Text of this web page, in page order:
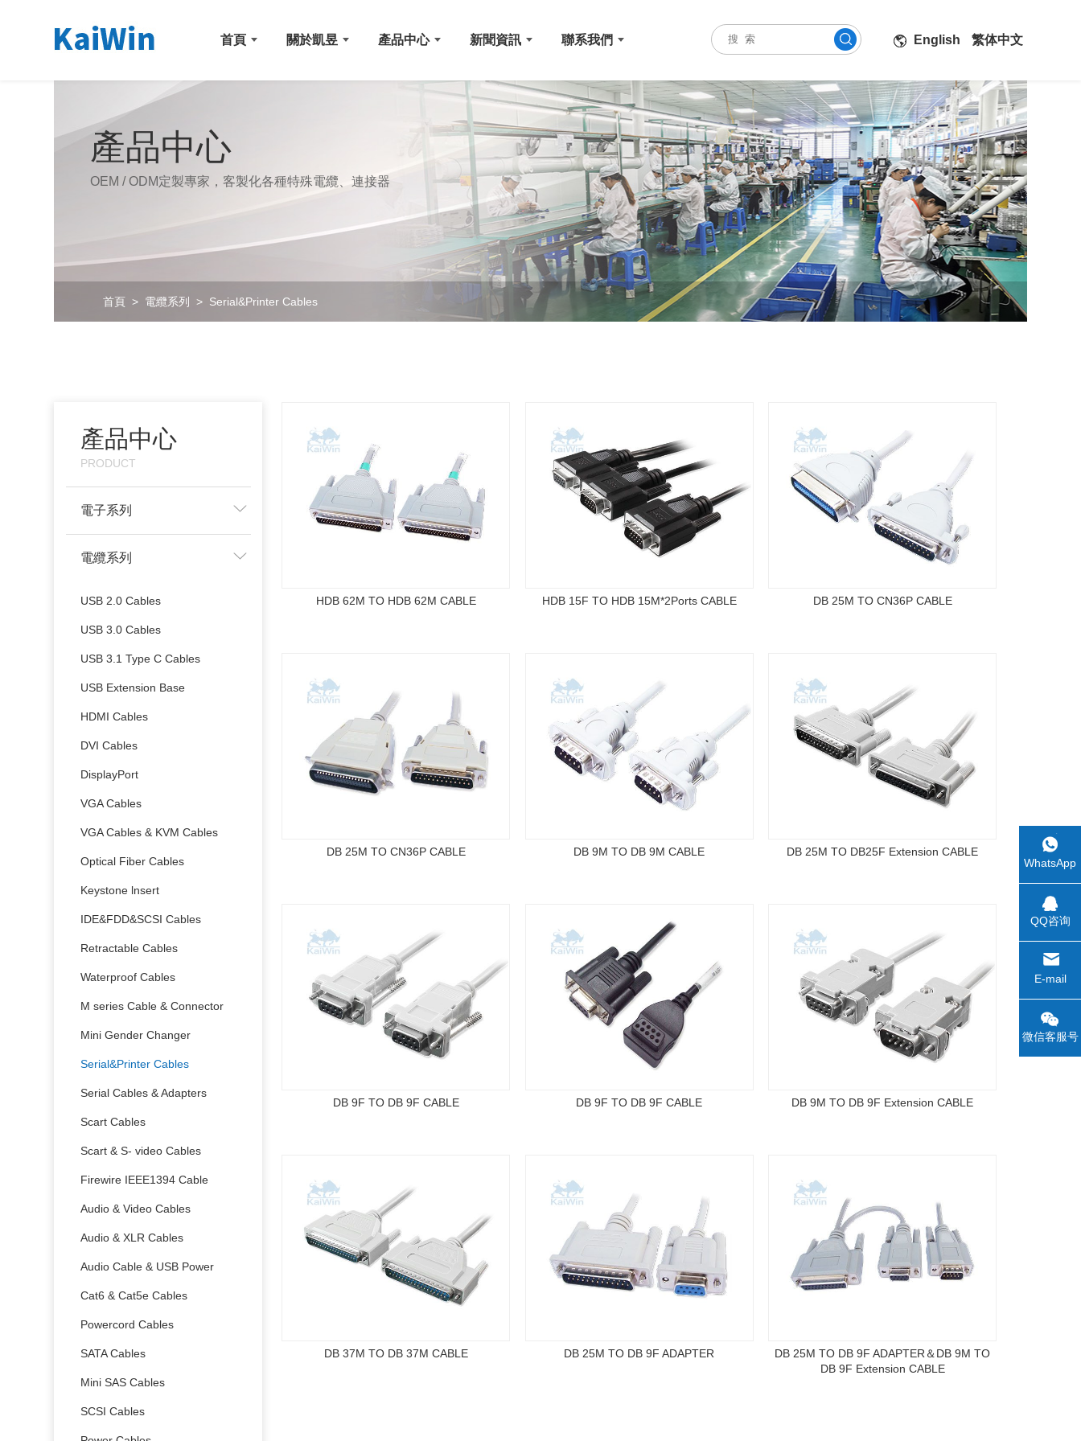
首頁 關於凱昱 產品中心 新聞資訊 聯系我們 English 繁体中文
產品中心
OEM / ODM定製專家，客製化各種特殊電纜、連接器
首頁> 電纜系列 > Serial&Printer Cables
產品中心
PRODUCT
電子系列
電纜系列
USB 2.0 Cables
USB 3.0 Cables
USB 3.1 Type C Cables
USB Extension Base
HDMI Cables
DVI Cables
DisplayPort
VGA Cables
VGA Cables & KVM Cables
Optical Fiber Cables
Keystone lnsert
IDE&FDD&SCSI Cables
Retractable Cables
Waterproof Cables
M series Cable & Connector
Mini Gender Changer
Serial&Printer Cables
Serial Cables & Adapters
Scart Cables
Scart & S- video Cables
Firewire IEEE1394 Cable
Audio & Video Cables
Audio & XLR Cables
Audio Cable & USB Power
Cat6 & Cat5e Cables
Powercord Cables
SATA Cables
Mini SAS Cables
SCSI Cables
HDB 62M TO HDB 62M CABLE HDB 15F TO HDB 15M*2Ports CABLE DB 25M TO CN36P CABLE
DB 25M TO CN36P CABLE DB 9M TO DB 9M CABLE DB 25M TO DB25F Extension CABLE
DB 9F TO DB 9F CABLE DB 9F TO DB 9F CABLE DB 9M TO DB 9F Extension CABLE
DB 37M TO DB 37M CABLE DB 25M TO DB 9F ADAPTER
DB 25M TO DB 9F ADAPTER＆DB 9M TO
DB 9F Extension CABLE
WhatsApp
QQ咨询
E-mail
微信客服号